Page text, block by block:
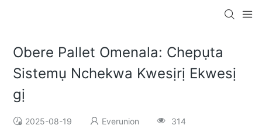
Obere Pallet Omenala: Chepụta
Sistemụ Nchekwa Kwesịrị Ekwesị
gị
2025-08-19 Everunion 314